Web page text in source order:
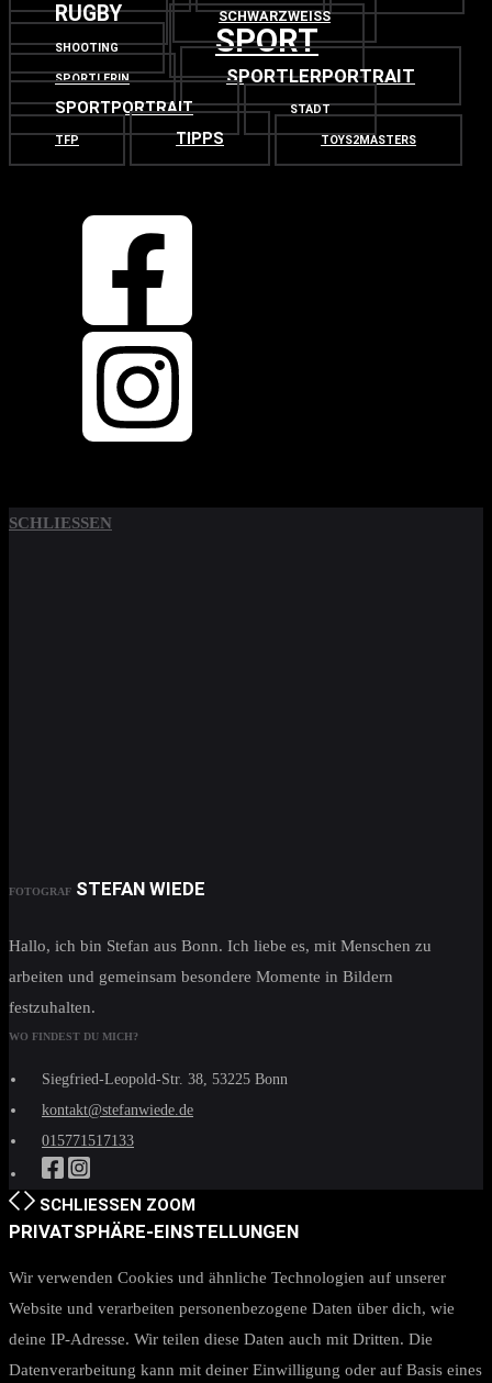
RUGBY SCHWARZWEISS
SHOOTING SPORT
SPORTLERIN SPORTLERPORTRAIT
SPORTPORTRAIT STADT
TFP TIPPS TOYS2MASTERS
OBEN
SCHLIESSEN
FOTOGRAF STEFAN WIEDE
Hallo, ich bin Stefan aus Bonn. Ich liebe es, mit Menschen zu
arbeiten und gemeinsam besondere Momente in Bildern
festzuhalten.
WO FINDEST DU MICH?
Siegfried-Leopold-Str. 38, 53225 Bonn
kontakt@stefanwiede.de
015771517133
SCHLIESSEN ZOOM
PRIVATSPHÄRE-EINSTELLUNGEN
Wir verwenden Cookies und ähnliche Technologien auf unserer
Website und verarbeiten personenbezogene Daten über dich, wie
deine IP-Adresse. Wir teilen diese Daten auch mit Dritten. Die
Datenverarbeitung kann mit deiner Einwilligung oder auf Basis eines